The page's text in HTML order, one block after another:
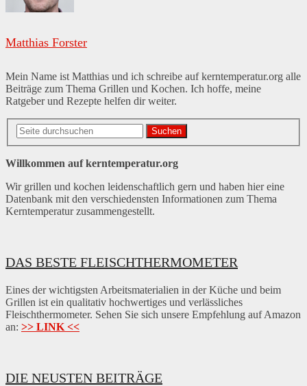
Matthias Forster
Mein Name ist Matthias und ich schreibe auf kerntemperatur.org alle
Beiträge zum Thema Grillen und Kochen. Ich hoffe, meine
Ratgeber und Rezepte helfen dir weiter.
Suchen
Willkommen auf kerntemperatur.org
Wir grillen und kochen leidenschaftlich gern und haben hier eine
Datenbank mit den verschiedensten Informationen zum Thema
Kerntemperatur zusammengestellt.
DAS BESTE FLEISCHTHERMOMETER
Eines der wichtigsten Arbeitsmaterialien in der Küche und beim
Grillen ist ein qualitativ hochwertiges und verlässliches
Fleischthermometer. Sehen Sie sich unsere Empfehlung auf Amazon
an: >> LINK <<
DIE NEUSTEN BEITRÄGE